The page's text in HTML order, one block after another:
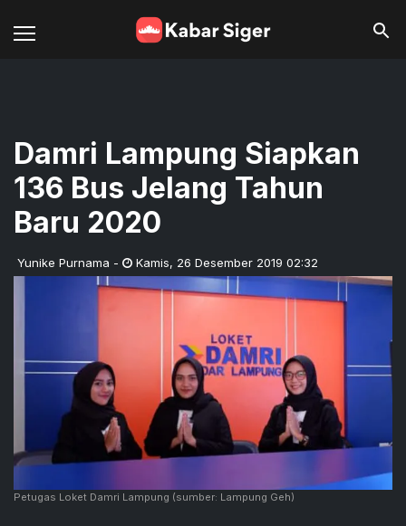
Damri Lampung Siapkan
136 Bus Jelang Tahun
Baru 2020
Yunike Purnama - Kamis, 26 Desember 2019 02:32
Petugas Loket Damri Lampung (sumber: Lampung Geh)